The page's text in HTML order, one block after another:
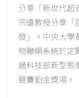
分享「新世代超
宗遠教授分享「
發」。中央大學
物聯網系統於定
過科技部新型態
競賽鉑金獎項。